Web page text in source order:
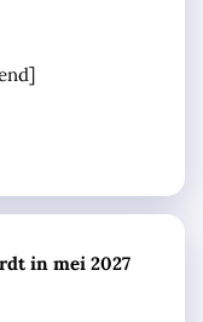
in mei 2027